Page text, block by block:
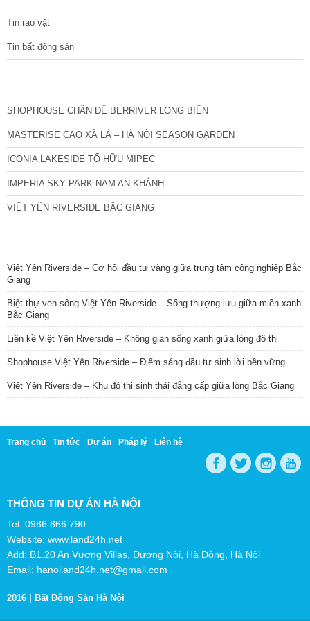
Tin rao vặt
Tin bất động sản
SHOPHOUSE CHÂN ĐẾ BERRIVER LONG BIÊN
MASTERISE CAO XÀ LÁ – HÀ NỘI SEASON GARDEN
ICONIA LAKESIDE TỐ HỮU MIPEC
IMPERIA SKY PARK NAM AN KHÁNH
VIỆT YÊN RIVERSIDE BẮC GIANG
Việt Yên Riverside – Cơ hội đầu tư vàng giữa trung tâm công nghiệp Bắc
Giang
Biệt thự ven sông Việt Yên Riverside – Sống thượng lưu giữa miền xanh
Bắc Giang
Liền kề Việt Yên Riverside – Không gian sống xanh giữa lòng đô thị
Shophouse Việt Yên Riverside – Điểm sáng đầu tư sinh lời bền vững
Việt Yên Riverside – Khu đô thị sinh thái đẳng cấp giữa lòng Bắc Giang
Trang chủ Tin tức Dự án Pháp lý Liên hệ
THÔNG TIN DỰ ÁN HÀ NỘI
Tel: 0986 866 790
Website: www.land24h.net
Add: B1.20 An Vượng Villas, Dương Nội, Hà Đông, Hà Nội
Email: hanoiland24h.net@gmail.com
2016 | Bất Động Sản Hà Nội